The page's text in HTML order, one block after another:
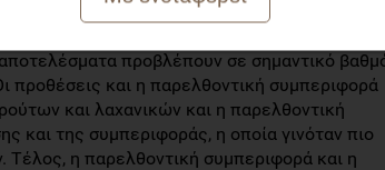
σχετικά με την πρόσληψη φρούτων
σνακ (18% και 35%, αντίστοιχα). Τα
προβλέπουν σε σημαντικό
προθέσεις και η παρελθοντική συμπεριφορά
και λαχανικών και η παρελθοντική
και της συμπεριφοράς, η οποία γινόταν πιο
η παρελθοντική συμπεριφορά και η